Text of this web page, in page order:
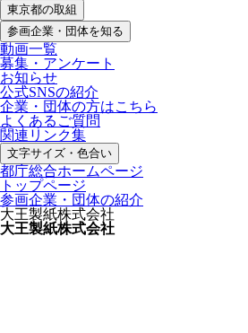
東京都の取組
参画企業・ 団体を知る
動画一覧
募集・ アンケート
お知らせ
公式SNSの紹介
企業・団体の方はこちら
よくあるご質問
関連リンク集
文字サイズ・色合い
都庁総合ホームページ
トップページ
参画企業・団体の紹介
大王製紙株式会社
大王製紙株式会社